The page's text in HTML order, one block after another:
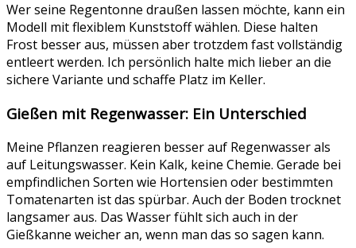
Wer seine Regentonne draußen lassen möchte, kann ein
Modell mit flexiblem Kunststoff wählen. Diese halten
Frost besser aus, müssen aber trotzdem fast vollständig
entleert werden. Ich persönlich halte mich lieber an die
sichere Variante und schaffe Platz im Keller.
Gießen mit Regenwasser: Ein Unterschied
Meine Pflanzen reagieren besser auf Regenwasser als
auf Leitungswasser. Kein Kalk, keine Chemie. Gerade bei
empfindlichen Sorten wie Hortensien oder bestimmten
Tomatenarten ist das spürbar. Auch der Boden trocknet
langsamer aus. Das Wasser fühlt sich auch in der
Gießkanne weicher an, wenn man das so sagen kann.